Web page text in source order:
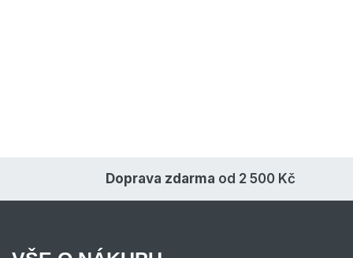
Doprava zdarma od 2 500 Kč